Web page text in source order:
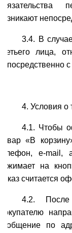
3.4. В
лица,
4. Условия о
4.1. Чтобы
«В
e-mail,
на
считается
4.2.
по